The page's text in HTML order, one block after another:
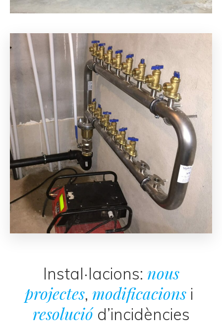
Instal·lacions: nous
projectes, modificacions i
resoluciód’incidències